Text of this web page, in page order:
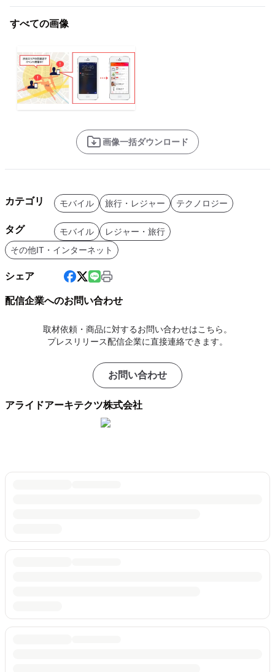
すべての画像
画像一括ダウンロード
カテゴリ モバイル 旅行・レジャー テクノロジー
タグ モバイル
レジャー・旅行
その他IT・インターネット
シェア
配信企業へのお問い合わせ
取材依頼・商品に対するお問い合わせはこちら。
プレスリリース配信企業に直接連絡できます。
お問い合わせ
アライドアーキテクツ株式会社